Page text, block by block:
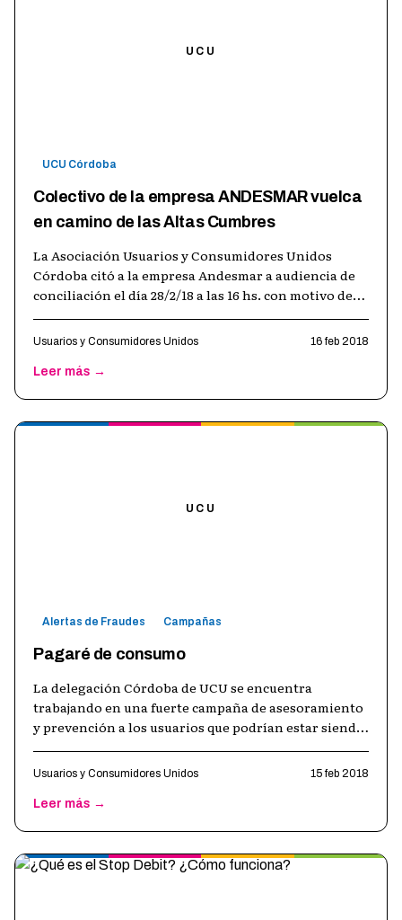
UCU
UCU Córdoba
Colectivo de la empresa ANDESMAR vuelca
en camino de las Altas Cumbres
La Asociación Usuarios y Consumidores Unidos
Córdoba citó a la empresa Andesmar a audiencia de
conciliación el día 28/2/18 a las 16 hs. con motivo del
Usuarios y Consumidores Unidos 16 feb 2018
Leer más →
UCU
Alertas de Fraudes Campañas
Pagaré de consumo
La delegación Córdoba de UCU se encuentra
trabajando en una fuerte campaña de asesoramiento
y prevención a los usuarios que podrían estar siendo
Usuarios y Consumidores Unidos 15 feb 2018
Leer más →